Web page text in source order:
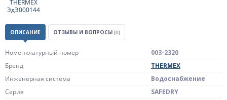
ОПИСАНИЕ ОТЗЫВЫ И ВОПРОСЫ (0)
Номенклатурный номер
003-2320
Бренд
THERMEX
Инженерная система
Водоснабжение
Серия
SAFEDRY